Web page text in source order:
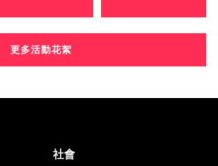
更多活動花絮
社會